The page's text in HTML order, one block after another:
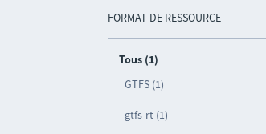
FORMAT DE RESSOURCE
Tous (1)
GTFS (1)
gtfs-rt (1)